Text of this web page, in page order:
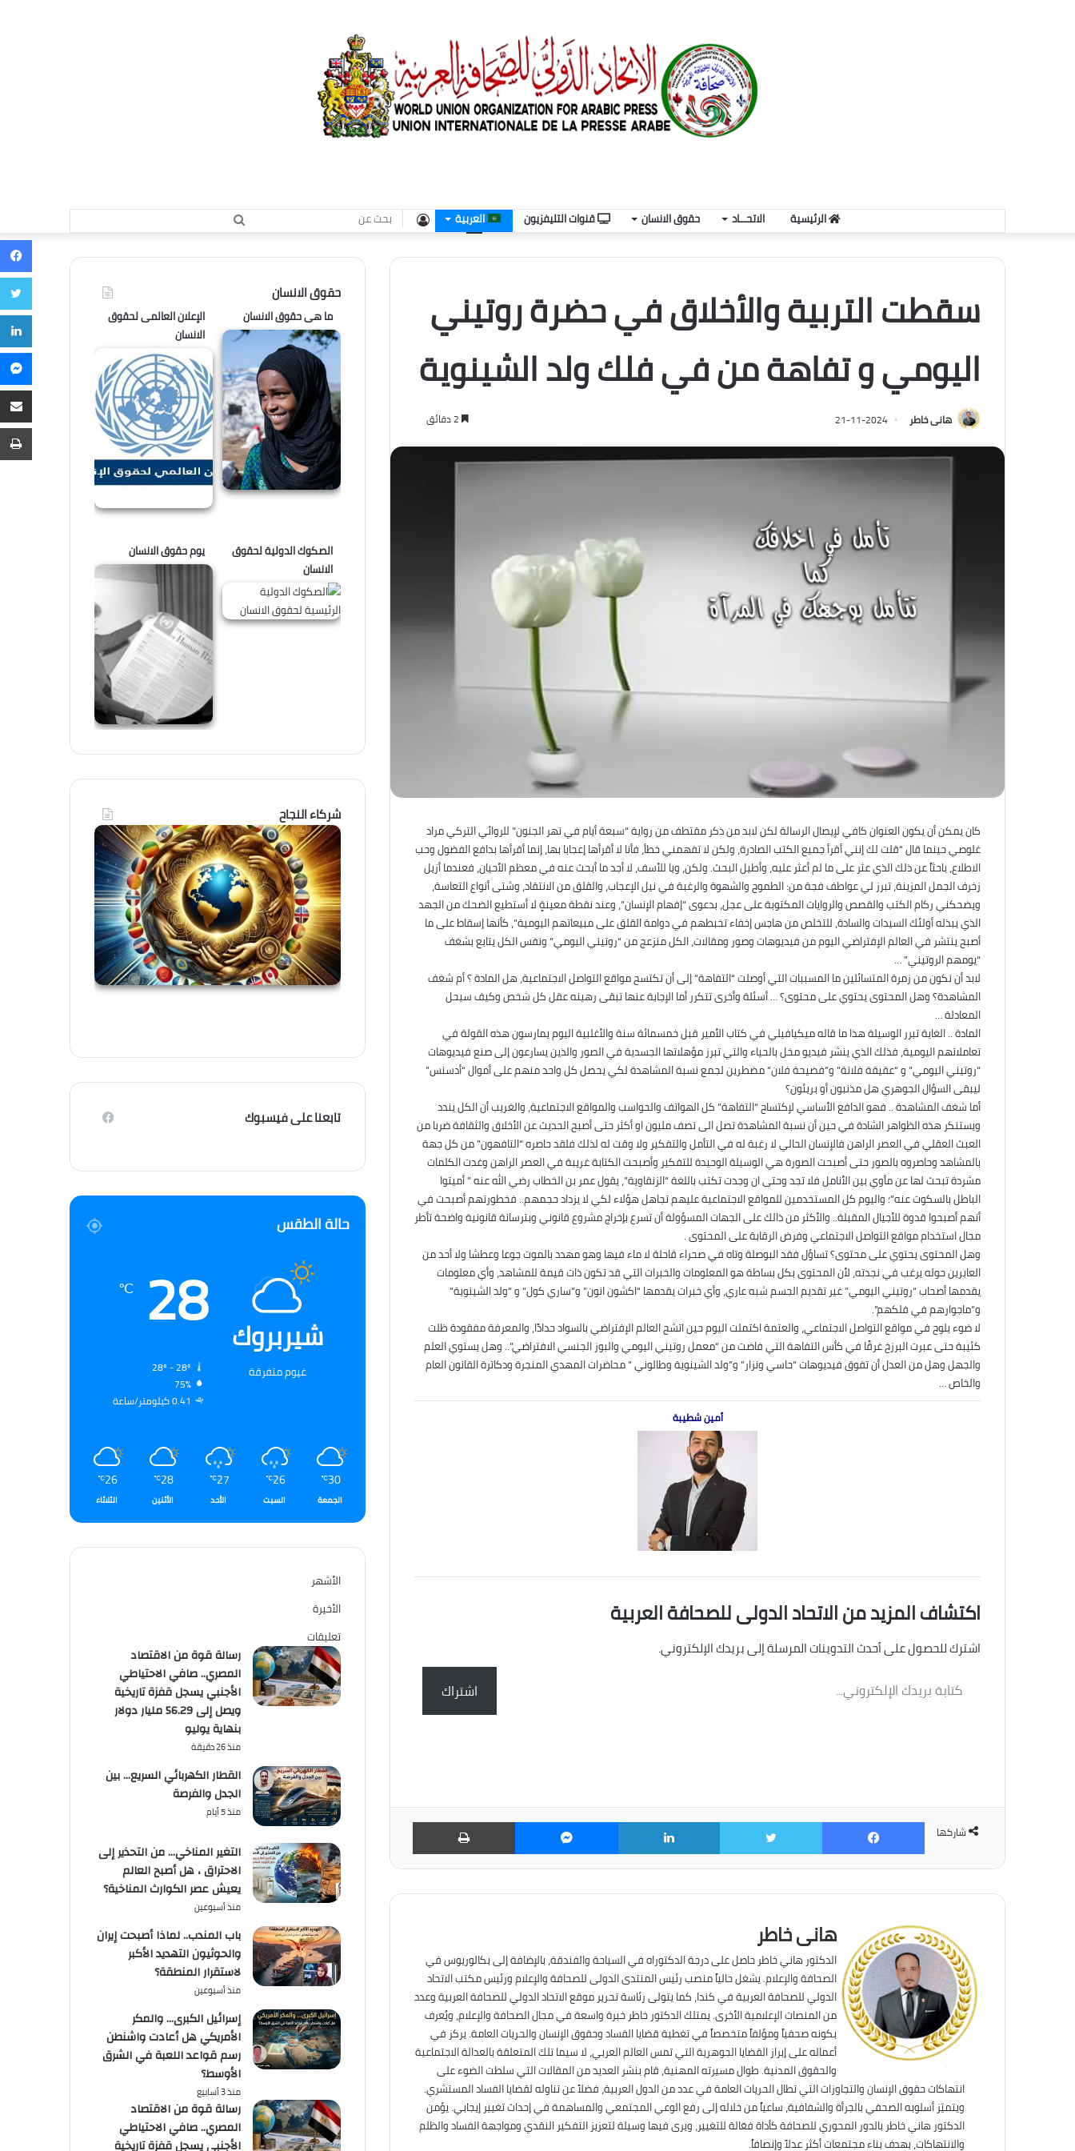
الرئيسية الاتحـــاد حقوق الانسان قنوات التليفزيون العربية
بحث
تسجيل
سقطت التربية والأخلاق في حضرة روتيني
اليومي و تفاهة من في فلك ولد الشينوية
هانى خاطر 2024-11-21
كان يمكن أن يكون العنوان كافي لإيصال الرسالة لكن لابد من ذكر مقتطف من رواية “سبعة أيام في نهر الجنون” للروائي التركي مراد
غلوصي حينما قال “قلت لك إنني أقرأ جميع الكتب الصادرة، ولكن لا تفهمني خطأ، فأنا لا أقرأها إعجابا بها، إنما أقرأها بدافع الفضول وحب
الاطلاع، باحثاً عن ذلك الذي عثر على ما لم أعثر عليه، وأطيل البحث. ولكن، ويا للأسف، لا أجد ما أبحث عنه في معظم الأحيان، فعندما أزيل
زخرف الجمل المزينة، تبرز لي عواطف فجة من: الطموح والشهوة والرغبة في نيل الإعجاب، والقلق من الانتقاد، وشتى أنواع التعاسة،
ويضحكني ركام الكتب والقصص والروايات المكتوبة على عجل، بدعوى “إفهام الإنسان”، وعند نقطة معينةٍ لا أستطيع الضحك من الجهد
الذي يبذله أولئك السيدات والسادة، للتخلص من هاجس إخفاء تخبطهم في دوامة القلق على مبيعاتهم اليومية”، كأنها إسقاط على ما
أصبح ينتشر في العالم الإفتراضي اليوم من فيديوهات وصور ومقالات، الكل منزعج من “روتيني اليومي” ونفس الكل يتابع بشغف
“يومهم الروتيني” …
لابد أن نكون من زمرة المتسائلين ما المسببات التي أوصلت “التفاهة” إلى أن تكتسح مواقع التواصل الاجتماعية، هل المادة ؟ أم شغف
المشاهدة؟ وهل المحتوى يحتوي على محتوى؟ … أسئلة وأخرى تتكرر أما الإجابة عنها تبقى رهينه عقل كل شخص وكيف سيحل
المعادلة …
المادة .. الغاية تبرر الوسيلة هذا ما قاله ميكيافيلي في كتاب الأمير قبل خمسمائة سنة والأغلبية اليوم يمارسون هذه القولة في
تعاملاتهم اليومية، فذلك الذي ينشر فيديو مخل بالحياء والتي تبرز مؤهلاتها الجسدية في الصور والذين يسارعون إلى صنع فيديوهات
“روتيني اليومي” و “عقيقة فلانة” و”فضيحة فلان” مضطرين لجمع نسبة المشاهدة لكي يحصل كل واحد منهم على أموال “أدسنس”
ليبقى السؤال الجوهري هل مذنبون أو بريئون؟
أما شغف المشاهدة .. فهو الدافع الأساسي لإكتساح “التفاهة” كل الهواتف والحواسب والمواقع الاجتماعية، والغريب أن الكل يندد
ويستنكر هذه الظواهر الشادة في حين أن نسبة المشاهدة تصل الى نصف مليون او أكثر حتى أصبح الحديث عن الأخلاق والثقافة ضربا من
العبث العقلي في العصر الراهن فالإنسان الحالي لا رغبة له في التأمل والتفكير ولا وقت له لذلك فلقد حاصره “التافهون” من كل جهة
بالمشاهد وحاصروه بالصور حتى أصبحت الصورة هي الوسيلة الوحيدة للتفكير وأصبحت الكتابة غريبة في العصر الراهن وغدت الكلمات
مشردة تبحث لها عن مأوي بين الأنامل فلا تجد وحتى ان وجدت تكتب باللغة “الزنقاوية”، يقول عمر بن الخطاب رضي الله عنه ” أميتوا
الباطل بالسكوت عنه”؛ واليوم كل المستخدمين للمواقع الاجتماعية عليهم تجاهل هؤلاء لكي لا يزداد حجمهم.. فخطورتهم أصبحت في
أنهم أصبحوا قدوة للأجيال المقبلة.. والأكثر من ذالك على الجهات المسؤولة أن تسرع بإخراج مشروع قانوني وبترسانة قانونية واضحة تأطر
مجال استخدام مواقع التواصل الاجتماعي وفرض الرقابة على المحتوى .
وهل المحتوى يحتوي على محتوى؟ تساؤل فقد البوصلة وتاه في صحراء قاحلة لا ماء فيها وهو مهدد بالموت جوعا وعطشا ولا أحد من
العابرين حوله يرغب في نجدته، لأن المحتوى بكل بساطة هو المعلومات والخبرات التي قد تكون ذات قيمة للمشاهد، وأي معلومات
يقدمها أصحاب “روتيني اليومي” غير تقديم الجسم شبه عاري، وأي خبرات يقدمها “اكشون انون” و”ساري كول” و “ولد الشينوية”
و”ماجوارهم في فلكهم”.
لا ضوء يلوح في مواقع التواصل الاجتماعي، والعتمة اكتملت اليوم حين اتشح العالم الإفتراضي بالسواد حدادًا، والمعرفة مفقودة ظلت
كئيبة حتى عبرت البرزخ غرقًا في كأس التفاهة التي فاضت من “معمل روتيني اليومي والبوز الجنسي الافتراضي”.. وهل يستوي العلم
والجهل وهل من العدل أن تفوق فيديوهات “حاسي ونزار” و”ولد الشينوية وطالوني ” محاضرات المهدي المنجرة ودكاترة القانون العام
والخاص …
أمين شطيبة
اكتشاف المزيد من الاتحاد الدولى للصحافة العربية
اشترك للحصول على أحدث التدوينات المرسلة إلى بريدك الإلكتروني.
بريدك
اشتراك
شاركها
هانى خاطر
الدكتور هاني خاطر حاصل على درجة الدكتوراه في السياحة والفندقة، بالإضافة إلى بكالوريوس في
الصحافة والإعلام. يشغل حالياً منصب رئيس المنتدى الدولى للصحافة والإعلام ورئيس مكتب الاتحاد
الدولي للصحافة العربية في كندا، كما يتولى رئاسة تحرير موقع الاتحاد الدولي للصحافة العربية وعدد
من المنصات الإعلامية الأخرى. يمتلك الدكتور خاطر خبرة واسعة في مجال الصحافة والإعلام، ويُعرف
بكونه صحفياً ومؤلفاً متخصصاً في تغطية قضايا الفساد وحقوق الإنسان والحريات العامة. يركز في
أعماله على إبراز القضايا الجوهرية التي تمس العالم العربي، لا سيما تلك المتعلقة بالعدالة الاجتماعية
والحقوق المدنية. طوال مسيرته المهنية، قام بنشر العديد من المقالات التي سلطت الضوء على
انتهاكات حقوق الإنسان والتجاوزات التي تطال الحريات العامة في عدد من الدول العربية، فضلاً عن تناوله لقضايا الفساد المستشري.
ويتميّز أسلوبه الصحفي بالجرأة والشفافية، ساعياً من خلاله إلى رفع الوعي المجتمعي والمساهمة في إحداث تغيير إيجابي. يؤمن
الدكتور هاني خاطر بالدور المحوري للصحافة كأداة فعّالة للتغيير، ويرى فيها وسيلة لتعزيز التفكير النقدي ومواجهة الفساد والظلم
والانتهاكات، بهدف بناء مجتمعات أكثر عدلاً وإنصافاً.
حقوق الانسان
ما هى حقوق الانسان
الإعلان العالمى لحقوق
الانسان
الصكوك الدولية لحقوق
الانسان
يوم حقوق الانسان
شركاء النجاح
تابعنا على فيسبوك
حالة الطقس
شيربروك
غيوم متفرقة
28
℃
75%
0.41 كيلومتر/ساعة
30
℃
الجمعة
26
℃
السبت
27
℃
الأحد
28
℃
الأثنين
26
℃
الثلاثاء
الأشهر
الأخيرة
تعليقات
رسالة قوة من الاقتصاد
المصري.. صافي الاحتياطي
الأجنبي يسجل قفزة تاريخية
ويصل إلى 56.29 مليار دولار
بنهاية يوليو
منذ 26 دقيقة
القطار الكهربائي السريع… بين
الجدل والفرصة
منذ 5 أيام
التغير المناخي… من التحذير إلى
الاحتراق ، هل أصبح العالم
يعيش عصر الكوارث المناخية؟
منذ أسبوعين
باب المندب.. لماذا أصبحت إيران
والحوثيون التهديد الأكبر
لاستقرار المنطقة؟
منذ أسبوعين
إسرائيل الكبرى… والمكر
الأمريكي هل أعادت واشنطن
رسم قواعد اللعبة في الشرق
الأوسط؟
منذ 3 أسابيع
رسالة قوة من الاقتصاد
المصري.. صافي الاحتياطي
الأجنبي يسجل قفزة تاريخية